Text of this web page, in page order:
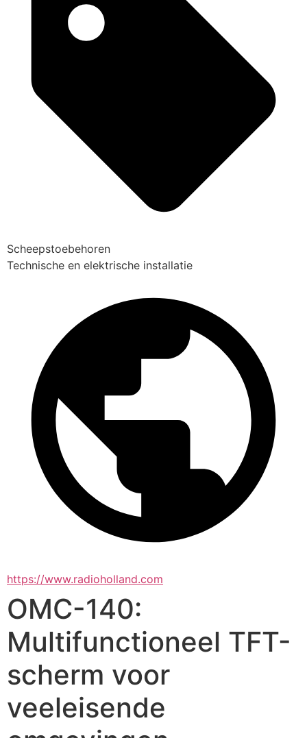
Scheepstoebehoren
Technische en elektrische installatie
https://www.radioholland.com
OMC-140:
Multifunctioneel TFT-
scherm voor
veeleisende